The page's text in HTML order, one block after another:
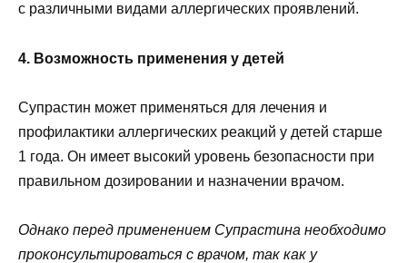
с различными видами аллергических проявлений.
4. Возможность применения у детей
Супрастин может применяться для лечения и
профилактики аллергических реакций у детей старше
1 года. Он имеет высокий уровень безопасности при
правильном дозировании и назначении врачом.
Однако перед применением Супрастина необходимо
проконсультироваться с врачом, так как у